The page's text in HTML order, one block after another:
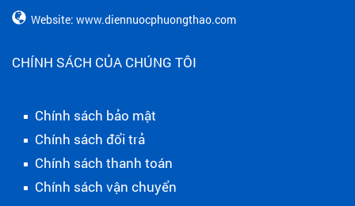
Website: www.diennuocphuongthao.com
CHÍNH SÁCH CỦA CHÚNG TÔI
Chính sách bảo mật
Chính sách đổi trả
Chính sách thanh toán
Chính sách vận chuyển